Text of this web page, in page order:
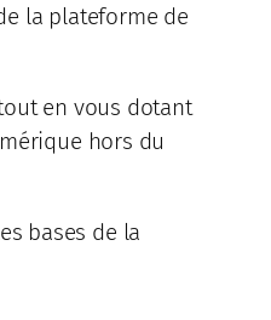
la plateforme de
en vous dotant
hors du
bases de la